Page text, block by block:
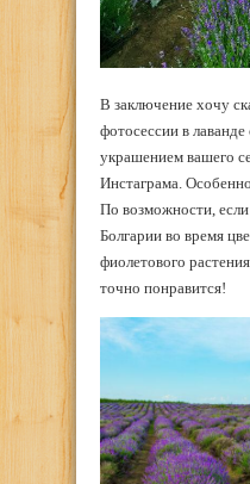
В заключение хочу
фотосессии в
украшением вашего
Инстаграма.
По возможности,
Болгарии во время
фиолетового
точно понравится!